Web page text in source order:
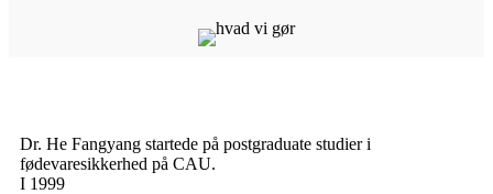
Dr. He Fangyang startede på postgraduate studier i
fødevaresikkerhed på CAU.
I 1999